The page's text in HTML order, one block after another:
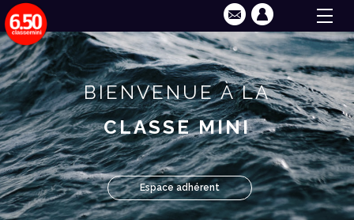
BIENVENUE À LA
CLASSE MINI
Espace adhérent